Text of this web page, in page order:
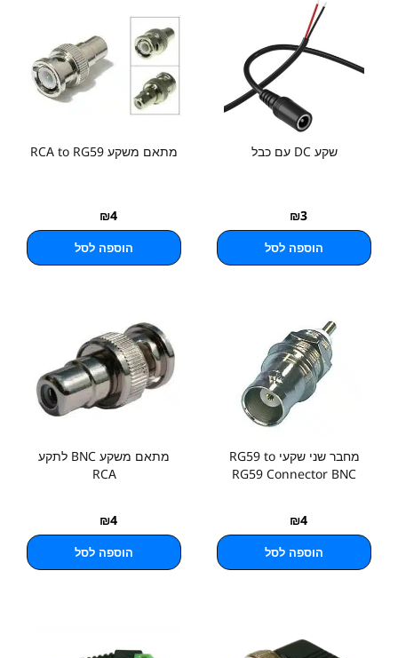
שקע DC עם כבל
₪3
הוספה לסל
מתאם משקע RCA to RG59
₪4
הוספה לסל
מחבר שני שקעי RG59 to
RG59 Connector BNC
₪4
הוספה לסל
מתאם משקע BNC לתקע
RCA
₪4
הוספה לסל